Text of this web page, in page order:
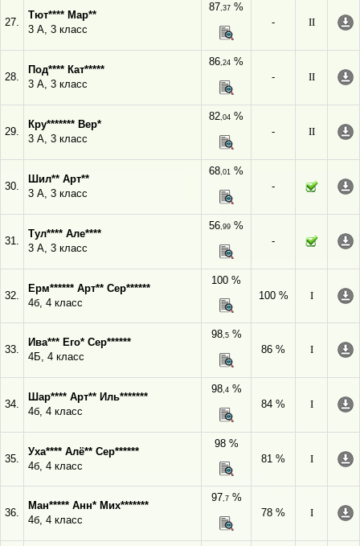
27.
Тют**** Мар**
3 А, 3 класс
87,37 %
-
II
28.
Под**** Кат*****
3 А, 3 класс
86,24 %
-
II
29.
Кру******* Вер*
3 А, 3 класс
82,04 %
-
II
30.
Шил** Арт**
3 А, 3 класс
68,01 %
-
31.
Тул**** Але****
3 А, 3 класс
56,99 %
-
32.
Ерм****** Арт** Сер******
4б, 4 класс
100 %
100 %
I
33.
Ива*** Его* Сер******
4Б, 4 класс
98,5%
86 %
I
34.
Шар**** Арт** Иль*******
4б, 4 класс
98,4%
84 %
I
35.
Уха**** Алё** Сер******
4б, 4 класс
98 %
81 %
I
36.
Ман***** Анн* Мих*******
4б, 4 класс
97,7%
78 %
I